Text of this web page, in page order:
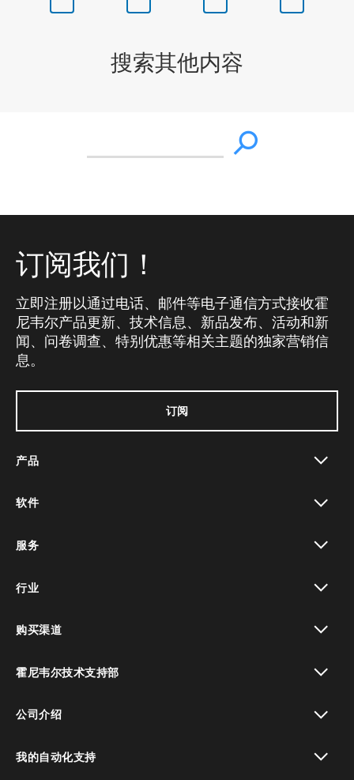
搜索其他内容
订阅我们！
立即注册以通过电话、邮件等电子通信方式接收霍
尼韦尔产品更新、技术信息、新品发布、活动和新
闻、问卷调查、特别优惠等相关主题的独家营销信
息。
订阅
产品
软件
服务
行业
购买渠道
霍尼韦尔技术支持部
公司介绍
我的自动化支持